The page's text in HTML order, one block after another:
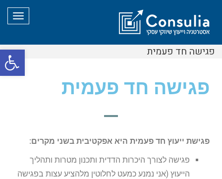
פגישה חד פעמית
פגישה חד פעמית
פגישת ייעוץ חד פעמית היא אפקטיבית בשני מקרים:
פגישה לצורך היכרות הדדית ותכנון מטרות ותהליך
הייעוץ (אני נמנע כמעט לחלוטין מלהציע עצות בפגישה